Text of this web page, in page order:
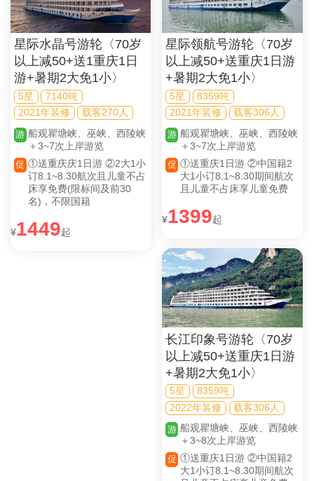
星际水晶号游轮〈70岁
以上减50+送1重庆1日
游+暑期2大免1小〉
5星
7140吨
2021年装修
载客270人
游 船观瞿塘峡、巫峡、西陵峡
＋3~7次上岸游览
促 ①送重庆庆1日游 ②2大1小
订8.1~8.30航次且儿童不占
床享免费(限标间及前30
名)，不限国籍
¥1449起
星际领航号游轮〈70岁
以上减50+送重庆1日游
+暑期2大免1小〉
5星
8359吨
2021年装修
载客306人
游 船观瞿塘峡、巫峡、西陵峡
＋3~7次上岸游览
促 ①送重庆1日游 ②中国籍2
大1小订8.1~8.30期间航次
且儿童不占床享儿童免费
¥1399起
长江印象号游轮〈70岁
以上减50+送重庆1日游
+暑期2大免1小〉
5星
8359吨
2022年装修
载客306人
游 船观瞿塘峡、巫峡、西陵峡
＋3~8次上岸游览
促 ①送重庆1日游 ②中国籍2
大1小订8.1~8.30期间航次